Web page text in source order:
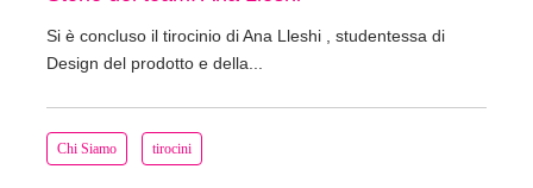
Chi Siamo tirocini
Si è concluso il tirocinio di Ana Lleshi , studentessa di
Design del prodotto e della...